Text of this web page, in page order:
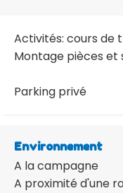
Activités: cours de
Montage pièces
Parking privé
Environnement
A la campagne
A proximité d'une